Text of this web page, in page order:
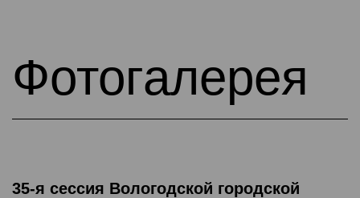
Фотогалерея
35-я сессия Вологодской городской